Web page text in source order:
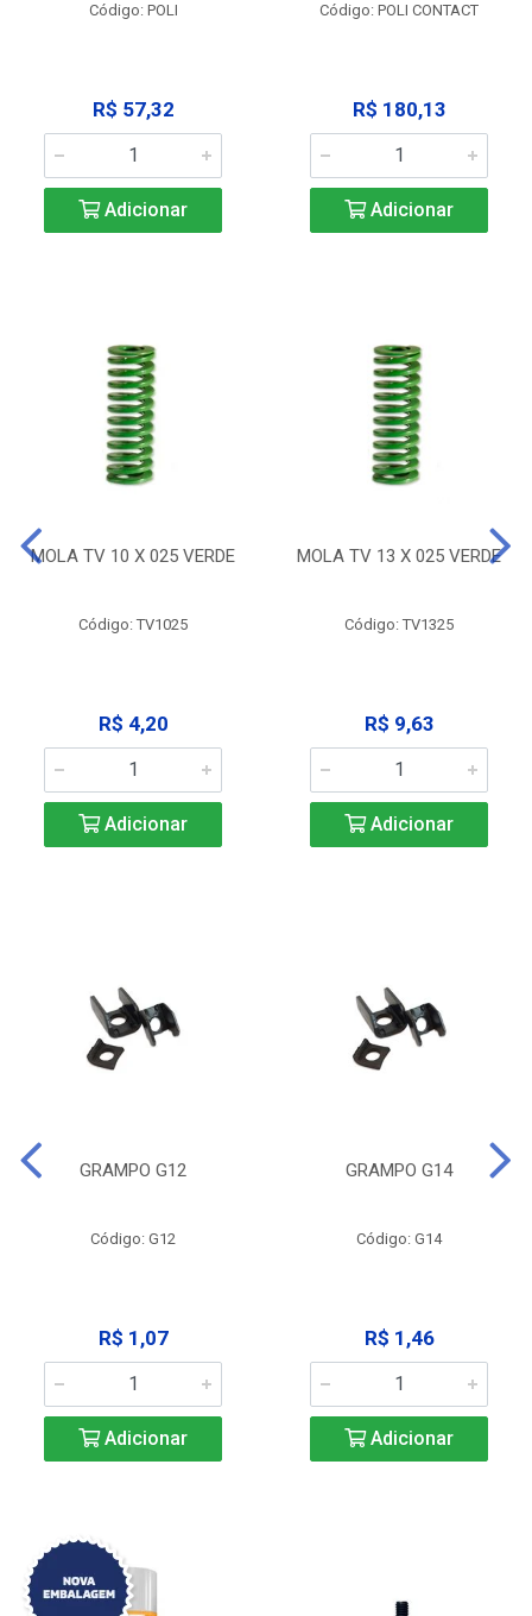
Código: POLI
R$ 57,32
Adicionar
Código: POLI CONTACT
R$ 180,13
Adicionar
MOLA TV 10 X 025 VERDE
Código: TV1025
R$ 4,20
Adicionar
MOLA TV 13 X 025 VERDE
Código: TV1325
R$ 9,63
Adicionar
GRAMPO G12
Código: G12
R$ 1,07
Adicionar
GRAMPO G14
Código: G14
R$ 1,46
Adicionar